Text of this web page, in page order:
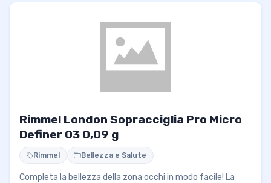
Rimmel London Sopracciglia Pro Micro
Definer 03 0,09 g
Rimmel Bellezza e Salute
Completa la bellezza della zona occhi in modo facile! La